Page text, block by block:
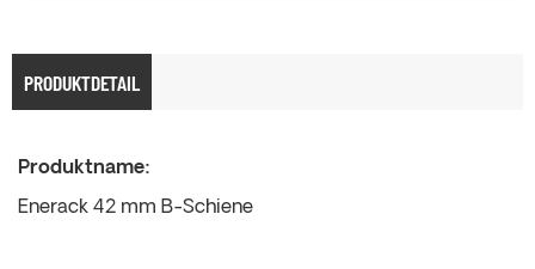
PRODUKTDETAIL
Produktname:
Enerack 42 mm B-Schiene